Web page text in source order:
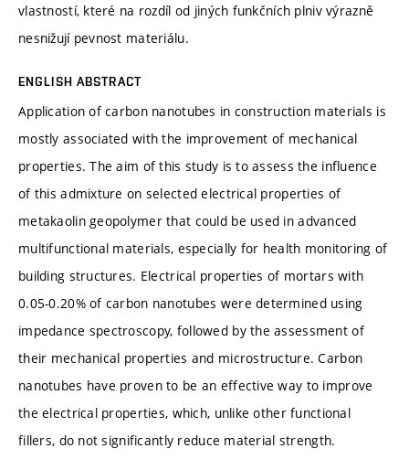
vlastností, které na rozdíl od jiných funkčních plniv výrazně
nesnižují pevnost materiálu.
ENGLISH ABSTRACT
Application of carbon nanotubes in construction materials is
mostly associated with the improvement of mechanical
properties. The aim of this study is to assess the influence
of this admixture on selected electrical properties of
metakaolin geopolymer that could be used in advanced
multifunctional materials, especially for health monitoring of
building structures. Electrical properties of mortars with
0.05-0.20% of carbon nanotubes were determined using
impedance spectroscopy, followed by the assessment of
their mechanical properties and microstructure. Carbon
nanotubes have proven to be an effective way to improve
the electrical properties, which, unlike other functional
fillers, do not significantly reduce material strength.